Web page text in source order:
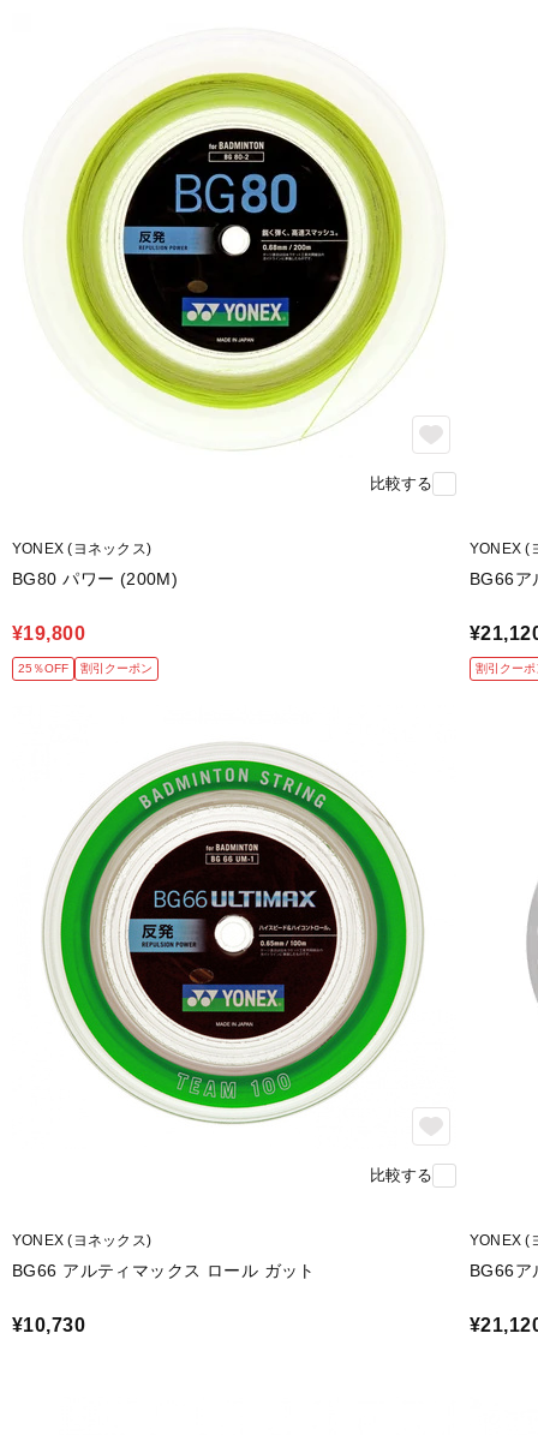
比較する
YONEX (ヨネックス)
BG80 パワー (200M)
¥19,800
25％OFF 割引クーポン
YONEX (
BG66ア
割引クーポ
比較する
YONEX (ヨネックス)
BG66 アルティマックス ロール ガット
¥10,730
YONEX (
BG66ア